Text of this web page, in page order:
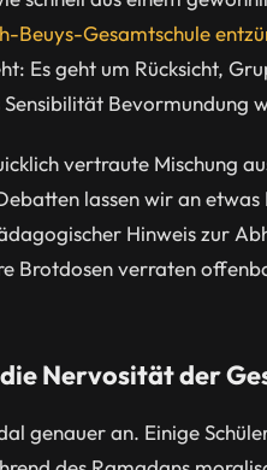
Beuys-Gesamtschule
Es geht um Rücksicht,
Bevormundung
vertraute Mischung
lassen wir an
Hinweis zur
Brotdosen verraten
Nervosität der
genauer an. Einige